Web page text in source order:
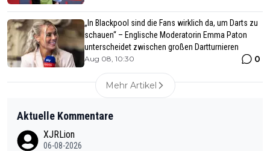
„In Blackpool sind die Fans wirklich da, um Darts zu
schauen“ – Englische Moderatorin Emma Paton
unterscheidet zwischen großen Dartturnieren
Aug 08, 10:30 0
Mehr Artikel
Aktuelle Kommentare
XJRLion
06-08-2026